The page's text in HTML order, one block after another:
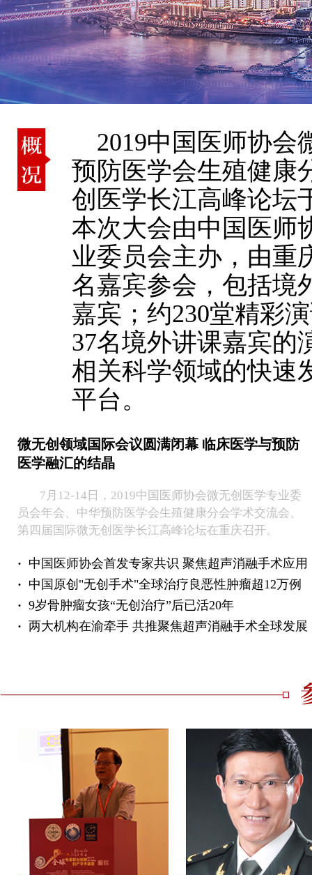
2019中国医师协会
预防医学会生殖健康
创医学长江高峰论坛
本次大会由中国医师
业委员会主办，由重
名嘉宾参会，包括境
嘉宾；约230堂精彩
37名境外讲课嘉宾的
相关科学领域的快速
平台。
微无创领域国际会议圆满闭幕 临床医学与预防
医学融汇的结晶
7月12-14日，2019中国医师协会微无创医学专业委
员会年会、中华预防医学会生殖健康分会学术交流会、
第四届国际微无创医学长江高峰论坛在重庆召开。
· 中国医师协会首发专家共识 聚焦超声消融手术应用
· 中国原创"无创手术"全球治疗良恶性肿瘤超12万例
· 9岁骨肿瘤女孩“无创治疗”后已活20年
· 两大机构在渝牵手 共推聚焦超声消融手术全球发展